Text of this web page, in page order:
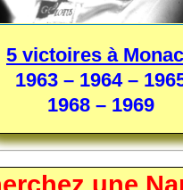
5 victoires à
1963 – 1964 –
1968 – 1969